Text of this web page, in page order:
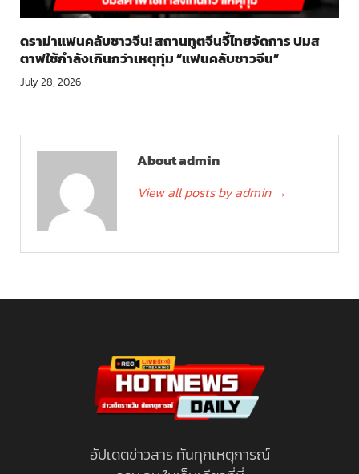
ดราม่าแฟนคลับชาวจีน! สถานทูตจีนจี้ไทยจัดการ ปมส
ตาฟใช้กำลังเกินกว่าเหตุทุ่ม “แฟนคลับชาวจีน”
July 28, 2026
About admin
View all posts by admin →
อัปเดตข่าวสาร ทันทุกเหตุการณ์